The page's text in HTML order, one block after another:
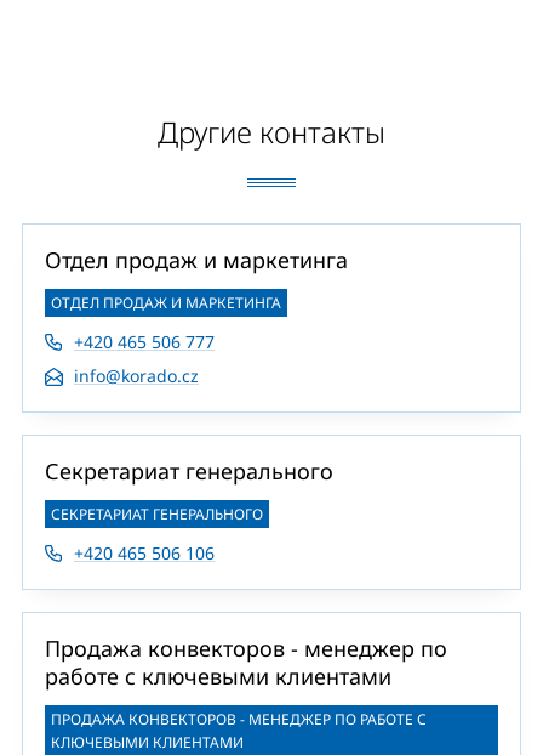
Другие контакты
Отдел продаж и маркетинга
ОТДЕЛ ПРОДАЖ И МАРКЕТИНГА
+420 465 506 777
info@korado.cz
Секретариат генерального
СЕКРЕТАРИАТ ГЕНЕРАЛЬНОГО
+420 465 506 106
Продажа конвекторов - менеджер по
работе с ключевыми клиентами
ПРОДАЖА КОНВЕКТОРОВ - МЕНЕДЖЕР ПО РАБОТЕ С
КЛЮЧЕВЫМИ КЛИЕНТАМИ